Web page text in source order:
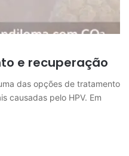
e recuperação
das opções de tratamento
causadas pelo HPV. Em